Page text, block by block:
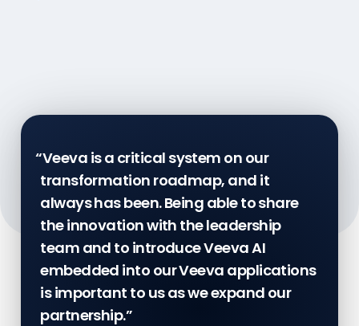
“Veeva is a critical system on our
transformation roadmap, and it
always has been. Being able to share
the innovation with the leadership
team and to introduce Veeva AI
embedded into our Veeva applications
is important to us as we expand our
partnership.”
“We’ve broken down the silos within
manufacturing and quality, and we
look forward to connecting with clinical
and regulatory, especially for change
control.”
Find Out How